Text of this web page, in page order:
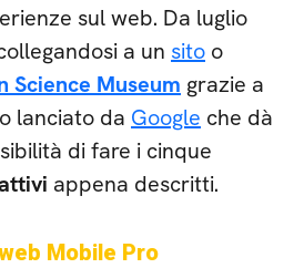
sul web. Da luglio
a un sito o
Science Museum grazie a
lanciato da Google che dà
di fare i cinque
appena descritti.
Mobile Pro